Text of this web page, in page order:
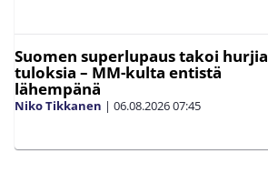
Suomen superlupaus takoi hurjia
tuloksia – MM-kulta entistä
lähempänä
Niko Tikkanen | 06.08.202607:45